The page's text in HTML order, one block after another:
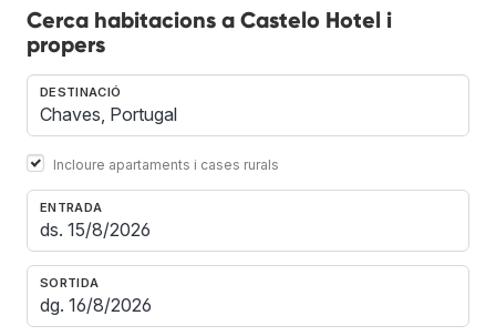
Cerca habitacions a Castelo Hotel i
propers
DESTINACIÓ
Incloure apartaments i cases rurals
ENTRADA
SORTIDA